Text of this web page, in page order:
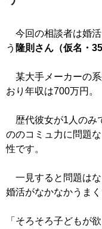
今回の相談者は婚
う 隆則さん（仮名・
某大手メーカーの系
おり年収は700万円。
歴代彼女が1人のみ
ののコミュ力に問題
性です。
一見すると問題はな
婚活がなかなかうま
「そろそろ子どもが